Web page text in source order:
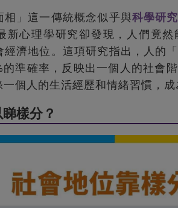
」這一傳統概念似乎與科學研究
新心理學研究卻發現，人們竟
濟地位。這項研究指出，人的
準確率，反映出一個人的社會
個人的生活經歷和情緒習慣，成
樣分？